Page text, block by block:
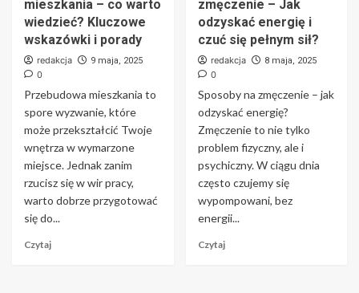
mieszkania – co warto
wiedzieć? Kluczowe
wskazówki i porady
redakcja 9 maja, 2025
0
Przebudowa mieszkania to
spore wyzwanie, które
może przekształcić Twoje
wnętrza w wymarzone
miejsce. Jednak zanim
rzucisz się w wir pracy,
warto dobrze przygotować
się do...
Czytaj
zmęczenie – Jak
odzyskać energię i
czuć się pełnym sił?
redakcja 8 maja, 2025
0
Sposoby na zmęczenie – jak
odzyskać energię?
Zmęczenie to nie tylko
problem fizyczny, ale i
psychiczny. W ciągu dnia
często czujemy się
wypompowani, bez
energii...
Czytaj